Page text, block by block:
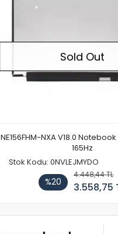
Sold Out
NE156FHM-NXA V18.0
165Hz
Stok Kodu: 0NVLEJMYDO
%20
4.448,44 TL
3.558,75